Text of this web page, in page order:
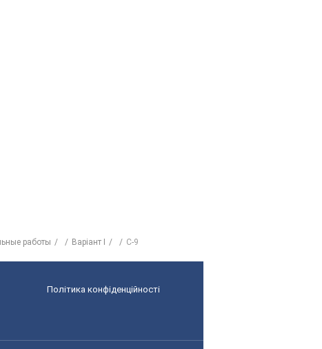
работы Варіант I C-9
Політика конфіденційності